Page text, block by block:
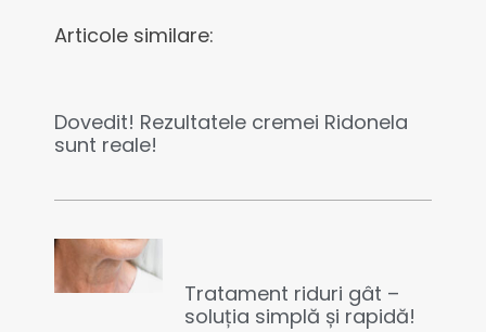
Articole similare:
Dovedit! Rezultatele cremei Ridonela
sunt reale!
Tratament riduri gât –
soluția simplă și rapidă!